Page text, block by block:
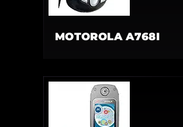
MOTOROLA A768I